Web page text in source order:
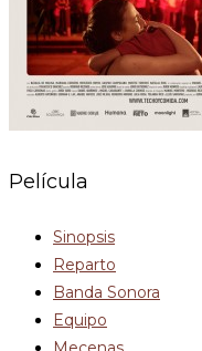
Película
Sinopsis
Reparto
Banda Sonora
Equipo